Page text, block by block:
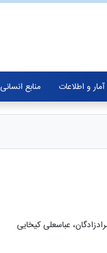
آمار و اطلاعات منابع انسانی
عباسعلی کیخایی